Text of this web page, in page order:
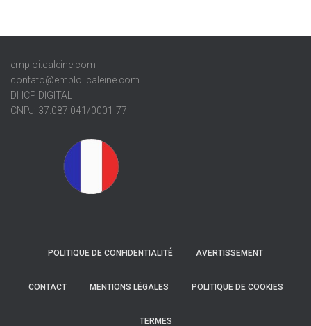
emploi.caleine.com
contato@emploi.caleine.com
DHCP DIGITAL
CNPJ: 37.087.041/0001-77
POLITIQUE DE CONFIDENTIALITÉ AVERTISSEMENT
CONTACT MENTIONS LÉGALES POLITIQUE DE COOKIES
TERMES